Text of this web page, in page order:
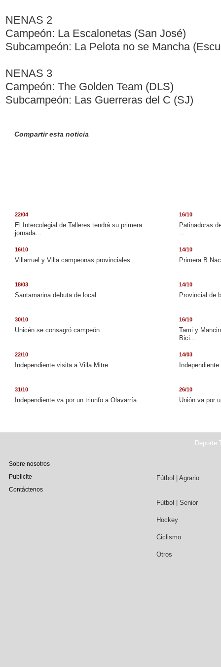
NENAS 2
Campeón: La Escalonetas (San José)
Subcampeón: La Pelota no se Mancha
NENAS 3
Campeón: The Golden Team (DLS)
Subcampeón: Las Guerreras del C (SJ)
Compartir esta noticia
22/04
El Intercolegial de Talleres tendrá su primera
jornada...
16/10
Patinadoras
...
16/10
Villarruel y Villa campeonas provinciales...
14/10
Primera B
18/03
Santamarina debuta de local...
14/10
Provincial de
30/10
Unicén se consagró campeón...
16/10
Tami y
Bici...
22/10
Independiente visita a Villa Mitre ...
14/03
31/10
Independiente va por un triunfo a Olavarría...
26/10
Unión va por
Deporte
Sobre nosotros
Publicite
Contáctenos
Fútbol | Agrario
Fútbol | Senior
Hockey
Ciclismo
Otros